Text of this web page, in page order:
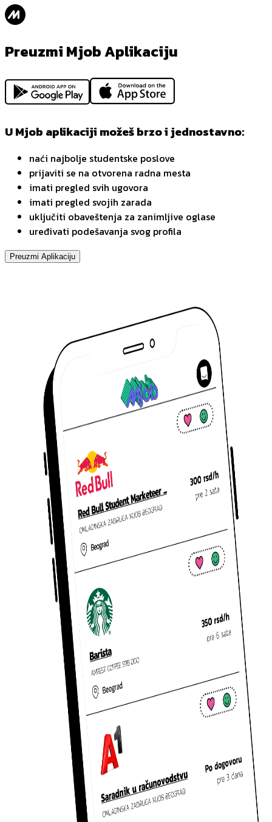
Preuzmi Mjob Aplikaciju
U Mjob aplikaciji možeš brzo i jednostavno:
naći najbolje studentske poslove
prijaviti se na otvorena radna mesta
imati pregled svih ugovora
imati pregled svojih zarada
uključiti obaveštenja za zanimljive oglase
uređivati podešavanja svog profila
Preuzmi Aplikaciju